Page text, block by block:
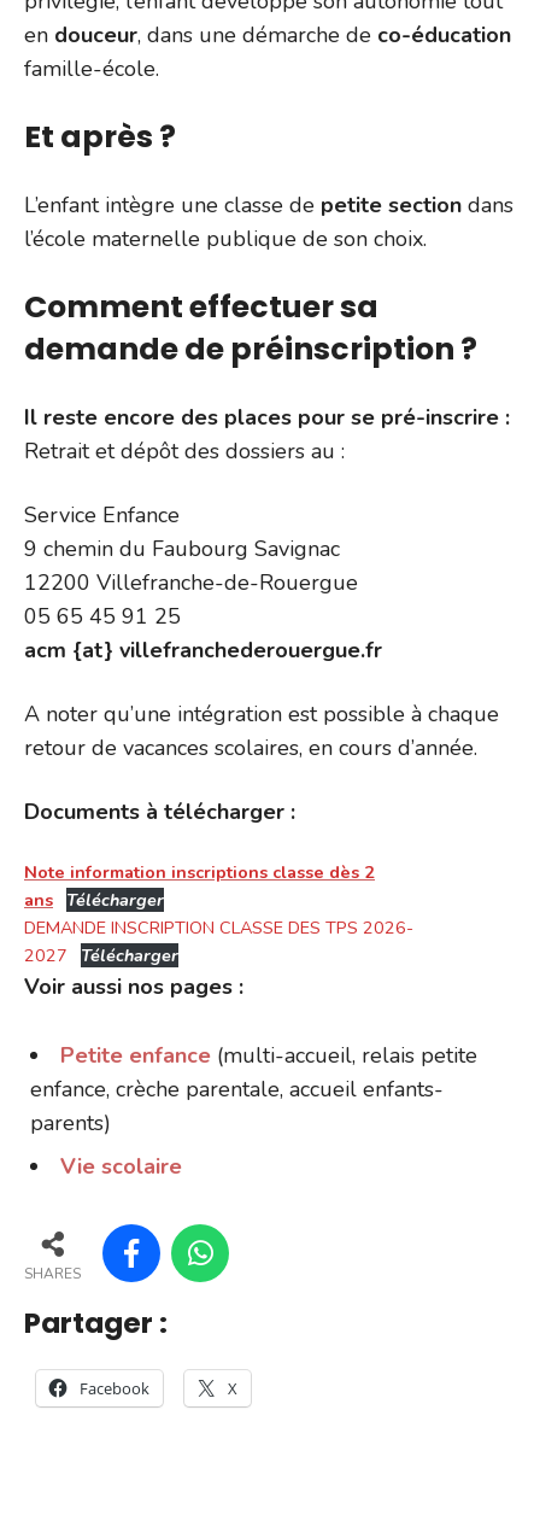
en douceur, dans une démarche de co-éducation
famille-école.
Et après ?
L’enfant intègre une classe de petite section dans
l’école maternelle publique de son choix.
Comment effectuer sa
demande de préinscription ?
Il reste encore des places pour se pré-inscrire :
Retrait et dépôt des dossiers au :
Service Enfance
9 chemin du Faubourg Savignac
12200 Villefranche-de-Rouergue
05 65 45 91 25
acm {at} villefranchederouergue.fr
A noter qu’une intégration est possible à chaque
retour de vacances scolaires, en cours d’année.
Documents à télécharger :
Note information inscriptions classe dès 2
ans Télécharger
DEMANDE INSCRIPTION CLASSE DES TPS 2026-
2027
Télécharger
Voir aussi nos pages :
Petite enfance (multi-accueil, relais petite
enfance, crèche parentale, accueil enfants-
parents)
Vie scolaire
SHARES
Partager :
Facebook X